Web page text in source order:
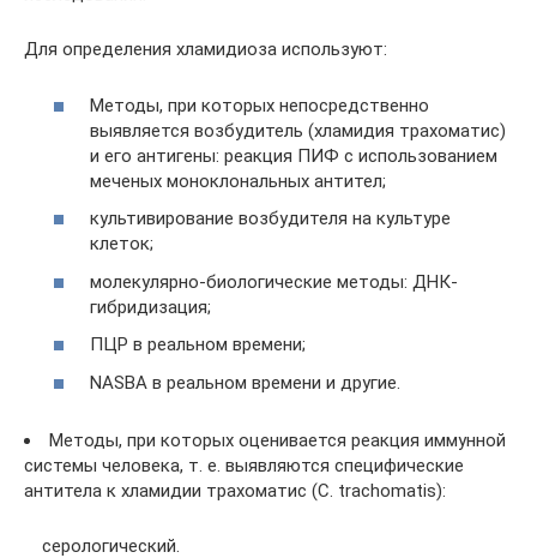
Для определения хламидиоза используют:
Методы, при которых непосредственно
выявляется возбудитель (хламидия трахоматис)
и его антигены: реакция ПИФ с использованием
меченых моноклональных антител;
культивирование возбудителя на культуре
клеток;
молекулярно-биологические методы: ДНК-
гибридизация;
ПЦР в реальном времени;
NASBA в реальном времени и другие.
Методы, при которых оценивается реакция иммунной
системы человека, т. е. выявляются специфические
антитела к хламидии трахоматис (C. trachomatis):
серологический.